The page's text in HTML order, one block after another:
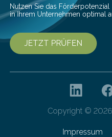
Nutzen Sie das Förderpotenzial
in Ihrem Unternehmen optimal
JETZT PRÜFEN
Copyright ©
Impressum